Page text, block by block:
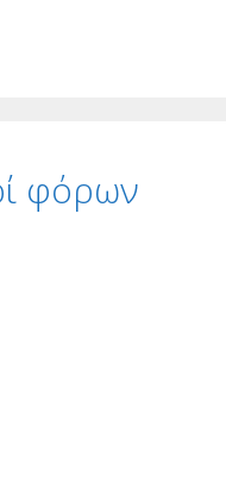
φόρων